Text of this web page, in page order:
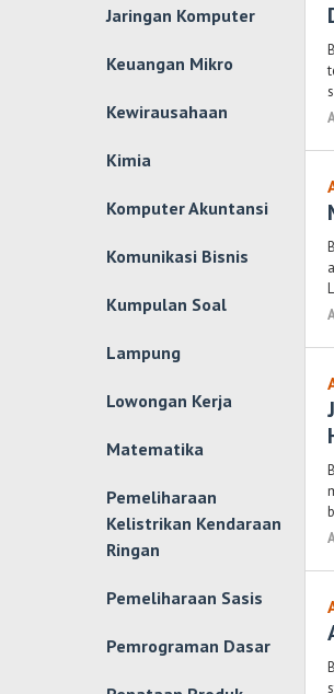
Jaringan Komputer
Keuangan Mikro
Kewirausahaan
Kimia
Komputer Akuntansi
Komunikasi Bisnis
Kumpulan Soal
Lampung
Lowongan Kerja
Matematika
Pemeliharaan
Kelistrikan Kendaraan
Ringan
Pemeliharaan Sasis
Pemrograman Dasar